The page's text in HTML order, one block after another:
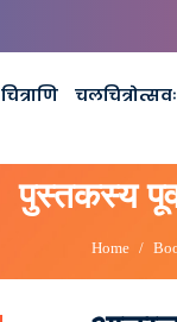
चित्राणि चलचित्रोत्सवः
पुस्तकस्य
Home